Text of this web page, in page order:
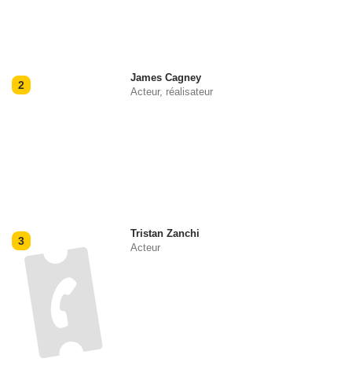
2
James Cagney
Acteur, réalisateur
3
Tristan Zanchi
Acteur